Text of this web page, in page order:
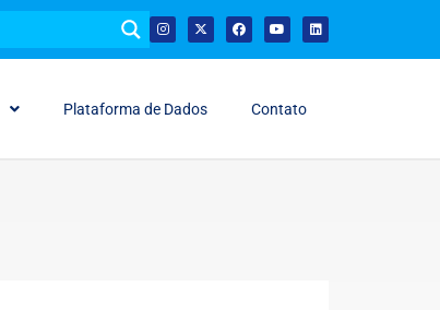
Plataforma de Dados Contato